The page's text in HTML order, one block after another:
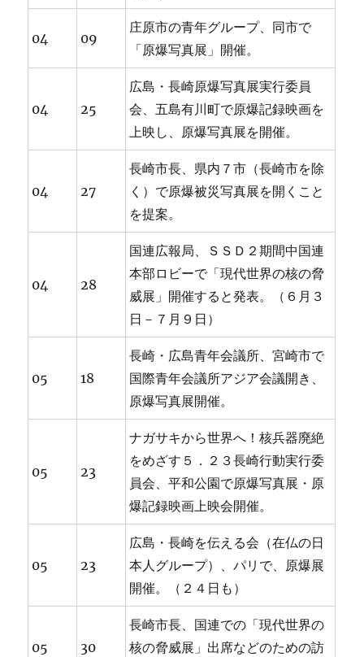
04 09
庄原市の青年グループ、同市で
「原爆写真展」開催。
04 25
広島・長崎原爆写真展実行委員
会、五島有川町で原爆記録映画を
上映し、原爆写真展を開催。
04 27
長崎市長、県内７市（長崎市を除
く）で原爆被災写真展を開くこと
を提案。
04 28
国連広報局、ＳＳＤ２期間中国連
本部ロビーで「現代世界の核の脅
威展」開催すると発表。（６月３
日－７月９日）
05 18
長崎・広島青年会議所、宮崎市で
国際青年会議所アジア会議開き、
原爆写真展開催。
05 23
ナガサキから世界へ！核兵器廃絶
をめざす５．２３長崎行動実行委
員会、平和公園で原爆写真展・原
爆記録映画上映会開催。
05 23
広島・長崎を伝える会（在仏の日
本人グループ）、パリで、原爆展
開催。（２４日も）
05 30
長崎市長、国連での「現代世界の
核の脅威展」出席などのための訪